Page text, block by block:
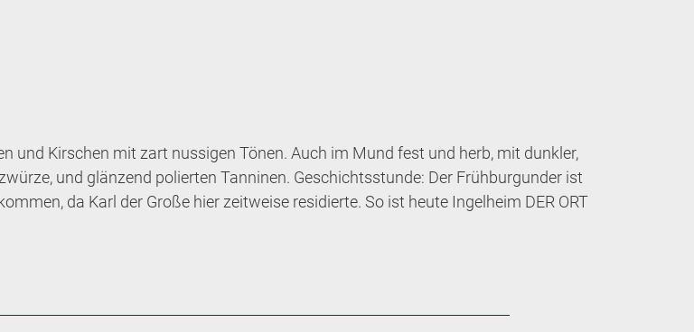
und Kirschen mit zart nussigen Tönen. Auch im Mund fest und herb, mit dunkler,
und glänzend polierten Tanninen. Geschichtsstunde: Der Frühburgunder ist
da Karl der Große hier zeitweise residierte. So ist heute Ingelheim DER ORT